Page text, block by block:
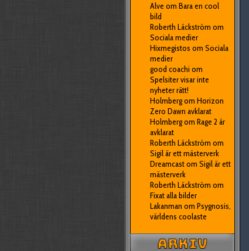
Alve om Bara en cool
bild
Roberth Läckström om
Sociala medier
Hixmegistos om Sociala
medier
good coachi om
Spelsiter visar inte
nyheter rätt!
Holmbergom Horizon
Zero Dawn avklarat
Holmbergom Rage 2 är
avklarat
Roberth Läckström om
Sigil är ett mästerverk
Dreamcastom Sigil är ett
mästerverk
Roberth Läckström om
Fixat alla bilder
Lakanman om Psygnosis,
världens coolaste